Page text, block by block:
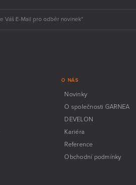
O NÁS
Novinky
O společnosti GARNEA
DEVELON
Kariéra
Reference
Obchodní podmínky